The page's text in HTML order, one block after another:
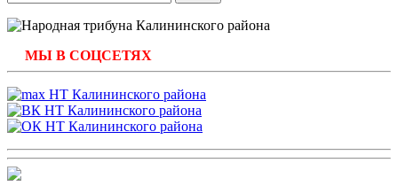
МЫ В СОЦСЕТЯХ